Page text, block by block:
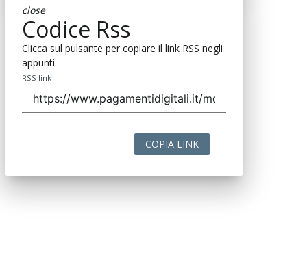
close
Codice Rss
Clicca sul pulsante per copiare il link RSS negli
appunti.
RSS link
COPIA LINK